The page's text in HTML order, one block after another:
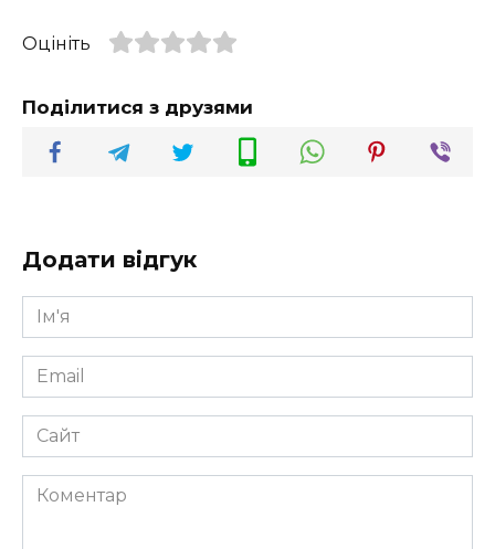
Оцініть
Поділитися з друзями
Додати відгук
Ім'я
*
Email
*
Сайт
Коментар